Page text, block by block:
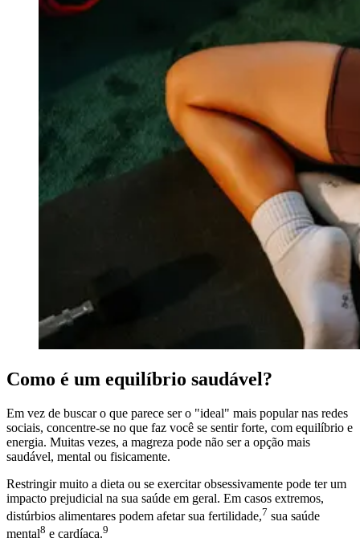
Como é um equilíbrio saudável?
Em vez de buscar o que parece ser o "ideal" mais popular nas redes
sociais, concentre-se no que faz você se sentir forte, com equilíbrio e
energia. Muitas vezes, a magreza pode não ser a opção mais
saudável, mental ou fisicamente.
Restringir muito a dieta ou se exercitar obsessivamente pode ter um
impacto prejudicial na sua saúde em geral. Em casos extremos,
distúrbios alimentares podem afetar sua fertilidade,7 sua saúde
mental8 e cardíaca.9